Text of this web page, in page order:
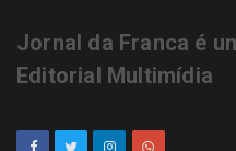
Jornal da Franca é
Editorial Multimídia